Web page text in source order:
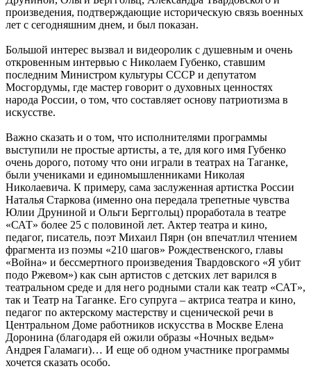
произведения, подтверждающие историческую связь военных
лет с сегодняшним днем, и был показан.
Большой интерес вызвал и видеоролик с душевным и очень
откровенным интервью с Николаем Губенко, ставшим
последним Министром культуры СССР и депутатом
Мосгордумы, где мастер говорит о духовных ценностях
народа России, о том, что составляет основу патриотизма в
искусстве.
Важно сказать и о том, что исполнителями программы
выступили не простые артисты, а те, для кого имя Губенко
очень дорого, потому что они играли в театрах на Таганке,
были учениками и единомышленниками Николая
Николаевича. К примеру, сама заслуженная артистка России
Наталья Старкова (именно она передала трепетные чувства
Юлии Друниной и Ольги Берггольц) проработала в театре
«САТ» более 25 с половиной лет. Актер театра и кино,
педагог, писатель, поэт Михаил Пярн (он впечатлил чтением
фрагмента из поэмы «210 шагов» Рождественского, главы
«Война» и бессмертного произведения Твардовского «Я убит
подо Ржевом») как сын артистов с детских лет варился в
театральном среде и для него родными стали как театр «САТ»,
так и Театр на Таганке. Его супруга – актриса театра и кино,
педагог по актерскому мастерству и сценической речи в
Центральном Доме работников искусства в Москве Елена
Доронина (благодаря ей ожили образы «Ночных ведьм»
Андрея Галамаги)… И еще об одном участнике программы
хочется сказать особо.